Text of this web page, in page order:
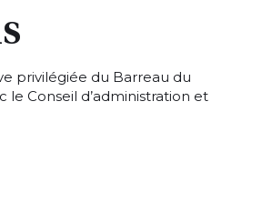
privilégiée du Barreau du
Conseil d’administration et